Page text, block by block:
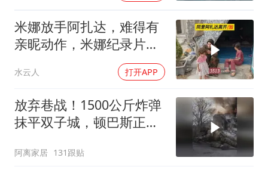
米娜放手阿扎达，难得有
亲昵动作，米娜纪录片
水云人 打开APP
放弃巷战！1500公斤炸弹
抹平双子城，顿巴斯正变
阿离家居 131跟贴